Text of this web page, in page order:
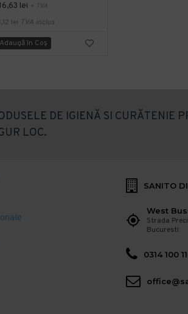
lei + TVA
lei TVA inclus
Adaugă în Coş
DE IGIENĂ SI CURĂTENIE
LOC.
SANITO
West
Strada
Bucuresti
0314 100